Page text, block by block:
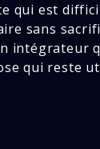
qui est
sans
intégrateur
qui reste